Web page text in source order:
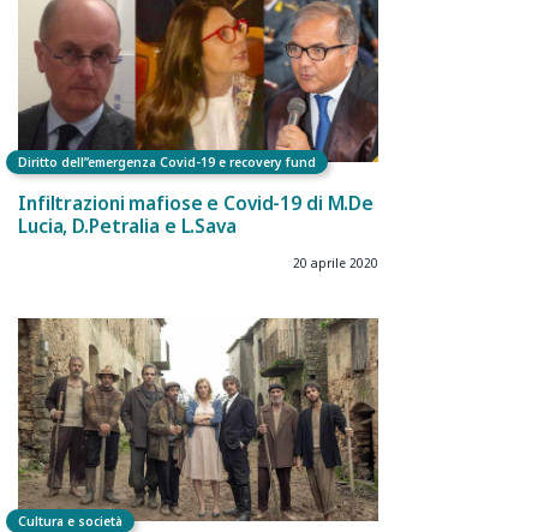
Diritto dell”emergenza Covid-19 e recovery fund
Infiltrazioni mafiose e Covid-19 di M.De
Lucia, D.Petralia e L.Sava
20 aprile 2020
Cultura e società